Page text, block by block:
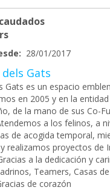
28/01/2017
Gats
Gats es un espacio
en 2005 y en la
de la mano de sus Co-
a los felinos, a
de acogida temporal,
realizamos proyectos de
a la dedicación y
Teamers, Casas
de corazón